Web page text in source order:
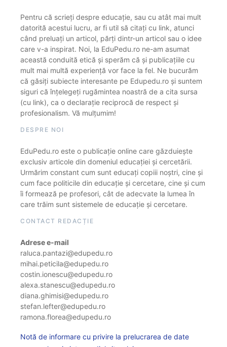
Pentru că scrieți despre educație, sau cu atât mai mult
datorită acestui lucru, ar fi util să citați cu link, atunci
când preluați un articol, părți dintr-un articol sau o idee
care v-a inspirat. Noi, la EduPedu.ro ne-am asumat
această conduită etică și sperăm că și publicațiile cu
mult mai multă experiență vor face la fel. Ne bucurăm
că găsiți subiecte interesante pe Edupedu.ro și suntem
siguri că înțelegeți rugămintea noastră de a cita sursa
(cu link), ca o declarație reciprocă de respect și
profesionalism. Vă mulțumim!
DESPRE NOI
EduPedu.ro este o publicație online care găzduiește
exclusiv articole din domeniul educației și cercetării.
Urmărim constant cum sunt educați copiii noștri, cine și
cum face politicile din educație și cercetare, cine și cum
îi formează pe profesori, cât de adecvate la lumea în
care trăim sunt sistemele de educație și cercetare.
CONTACT REDACȚIE
Adrese e-mail
raluca.pantazi@edupedu.ro
mihai.peticila@edupedu.ro
costin.ionescu@edupedu.ro
alexa.stanescu@edupedu.ro
diana.ghimisi@edupedu.ro
stefan.lefter@edupedu.ro
ramona.florea@edupedu.ro
Notă de informare cu privire la prelucrarea de date